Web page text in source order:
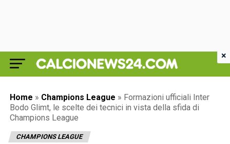
Home » Champions League » Formazioni ufficiali Inter
Bodo Glimt, le scelte dei tecnici in vista della sfida di
Champions League
CHAMPIONS LEAGUE
×